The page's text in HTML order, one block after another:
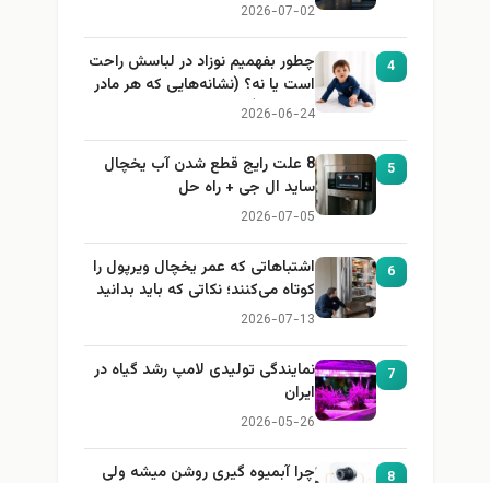
2026-07-02
4
چطور بفهمیم نوزاد در لباسش راحت
است یا نه؟ (نشانه‌هایی که هر مادر
باید بداند)
2026-06-24
5
8 علت رایج قطع شدن آب یخچال
ساید ال جی + راه حل
2026-07-05
6
اشتباهاتی که عمر یخچال ویرپول را
کوتاه می‌کنند؛ نکاتی که باید بدانید
2026-07-13
7
نمایندگی تولیدی لامپ رشد گیاه در
ایران
2026-05-26
8 چرا آبمیوه گیری روشن میشه ولی